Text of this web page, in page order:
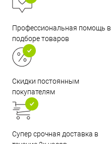
Профессиональная помощь в
подборе товаров
Скидки постоянным
покупателям
Супер срочная доставка в